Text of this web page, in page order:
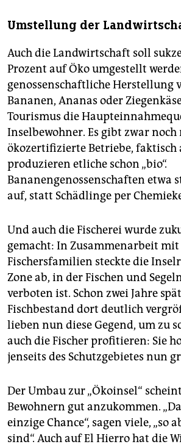
Umstellung der
Auch die Landwirtschaft soll
Prozent auf Öko umgestellt
genossenschaftliche Herstellung
Bananen, Ananas oder
Tourismus die
Inselbewohner. Es gibt zwar
ökozertifizierte Betriebe, faktisch
produzieren etliche schon „bio“.
Bananengenossenschaften etwa
auf, statt Schädlinge per
Und auch die Fischerei wurde
gemacht: In Zusammenarbeit
Fischersfamilien steckte die
Zone ab, in der Fischen und
verboten ist. Schon zwei Jahre
Fischbestand dort deutlich
lieben nun diese Gegend, um zu
auch die Fischer profitieren: Sie
jenseits des Schutzgebietes nun
Der Umbau zur „Ökoinsel“
Bewohnern gut anzukommen.
einzige Chance“, sagen viele, „so
sind“. Auch auf El Hierro hat die